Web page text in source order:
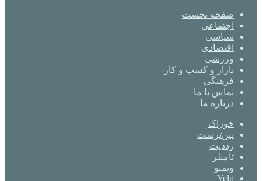
صفحه نخست
اجتماعی
سیاسی
اقتصادی
ورزشی
بازار و کسب و کار
فرهنگی
تماس با ما
درباره ما
خوراک
‫پین‌ترست
‫رددیت
‫تامبلر
ویمیو
Yelp